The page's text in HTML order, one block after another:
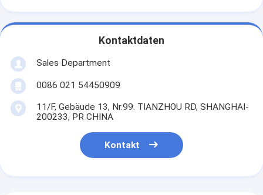
Kontaktdaten
Sales Department
0086 021 54450909
11/F, Gebäude 13, Nr.99. TIANZHOU RD, SHANGHAI-
200233, PR CHINA
Kontakt